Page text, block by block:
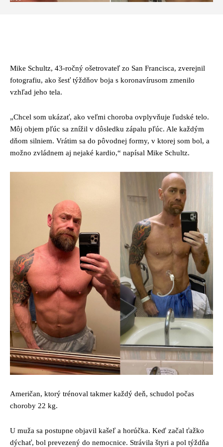
Mike Schultz, 43-ročný ošetrovateľ zo San Francisca, zverejnil
fotografiu, ako šesť týždňov boja s koronavírusom zmenilo
vzhľad jeho tela.
„Chcel som ukázať, ako veľmi choroba ovplyvňuje ľudské telo.
Môj objem pľúc sa znížil v dôsledku zápalu pľúc. Ale každým
dňom silniem. Vrátim sa do pôvodnej formy, v ktorej som bol, a
možno zvládnem aj nejaké kardio,“ napísal Mike Schultz.
Američan, ktorý trénoval takmer každý deň, schudol počas
choroby 22 kg.
U muža sa postupne objavil kašeľ a horúčka. Keď začal ťažko
dýchať, bol prevezený do nemocnice. Strávila štyri a pol týždňa